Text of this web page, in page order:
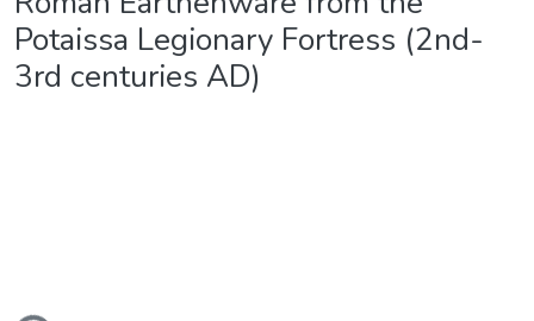
Potaissa Legionary Fortress (2nd-
3rd centuries AD)